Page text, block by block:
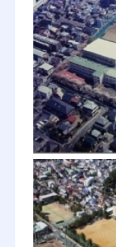
昭和
講堂
坪、渡
昭和
第1学
1,200